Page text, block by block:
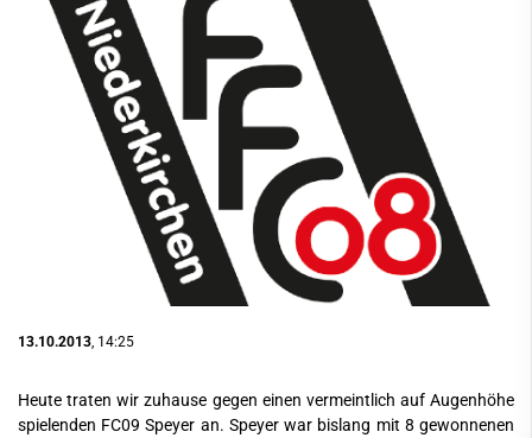
13.10.2013 , 14:25
Heute traten wir zuhause gegen einen vermeintlich auf Augenhöhe
spielenden FC09 Speyer an. Speyer war bislang mit 8 gewonnenen